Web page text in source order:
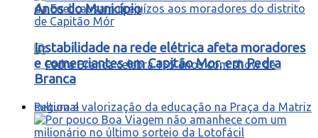
Anos do Município
Instabilidade na rede elétrica afeta moradores
e comerciantes em Capitão Mor, em Pedra
Branca
Regional